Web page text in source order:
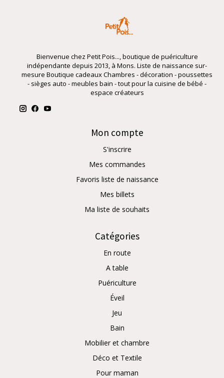
Bienvenue chez Petit Pois..., boutique de puériculture
indépendante depuis 2013, à Mons. Liste de naissance sur-
mesure Boutique cadeaux Chambres - décoration - poussettes
- sièges auto - meubles bain - tout pour la cuisine de bébé -
espace créateurs
Mon compte
S'inscrire
Mes commandes
Favoris liste de naissance
Mes billets
Ma liste de souhaits
Catégories
En route
A table
Puériculture
Éveil
Jeu
Bain
Mobilier et chambre
Déco et Textile
Pour maman